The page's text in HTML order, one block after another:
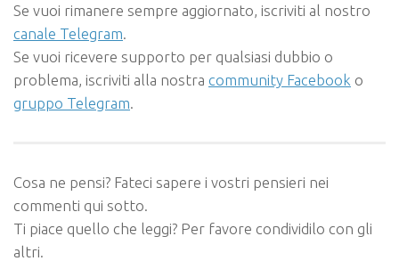
Se vuoi rimanere sempre aggiornato, iscriviti al nostro
canale Telegram.
Se vuoi ricevere supporto per qualsiasi dubbio o
problema, iscriviti alla nostra community Facebook o
gruppo Telegram.
Cosa ne pensi? Fateci sapere i vostri pensieri nei
commenti qui sotto.
Ti piace quello che leggi? Per favore condividilo con gli
altri.